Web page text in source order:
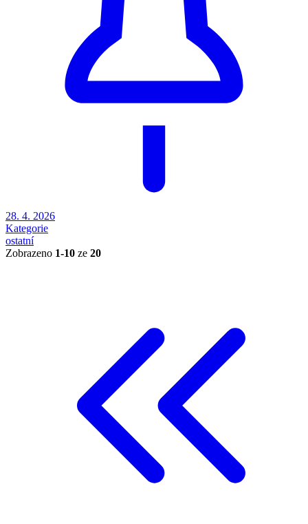
28. 4. 2026
Kategorie
ostatní
Zobrazeno 1-10 ze 20